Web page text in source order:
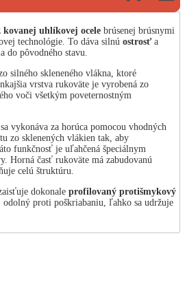
kovanej uhlíkovej ocele brúsenej brúsnymi
technológie. To dáva silnú ostrosť a
do pôvodného stavu.
silného skleneného vlákna, ktoré
vrstva rukoväte je vyrobená zo
voči všetkým poveternostným
vykonáva za horúca pomocou vhodných
zo sklenených vlákien tak, aby
funkčnosť je uľahčená špeciálnym
Horná časť rukoväte má zabudovanú
celú štruktúru.
dokonale profilovaný protišmykový
proti poškriabaniu, ľahko sa udržuje